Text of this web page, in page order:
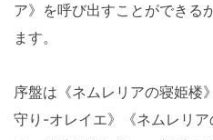
ア》を呼び出すことができる
ます。
序盤は《ネムレリアの寝姫楼
守り-オレイエ》《ネムレリ